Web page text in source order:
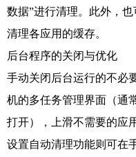
数据”进行清理。此外，
清理各应用的缓存。
后台程序的关闭与优化
手动关闭后台运行的不必
机的多任务管理界面（通
打开），上滑不需要的应
设置自动清理功能则可在